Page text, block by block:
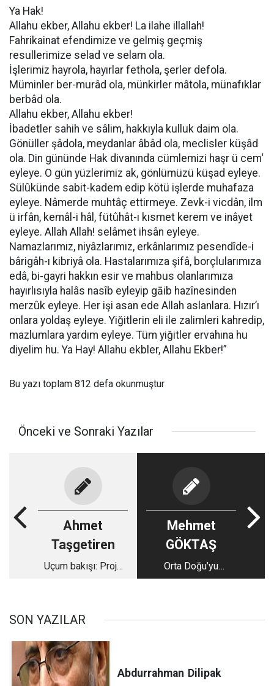
Ya Hak!
Allahu ekber, Allahu ekber! La ilahe illallah!
Fahrikainat efendimize ve gelmiş geçmiş
resullerimize selad ve selam ola.
İşlerimiz hayrola, hayırlar fethola, şerler defola.
Müminler ber-murâd ola, münkirler mâtola, münafıklar
berbâd ola.
Allahu ekber, Allahu ekber!
İbadetler sahih ve sâlim, hakkıyla kulluk daim ola.
Gönüller şâdola, meydanlar âbâd ola, meclisler küşâd
ola. Din gününde Hak divanında cümlemizi haşr ü cem‘
eyleye. O gün yüzlerimiz ak, gönlümüzü küşad eyleye.
Sülûkünde sabit-kadem edip kötü işlerde muhafaza
eyleye. Nâmerde muhtâç ettirmeye. Zevk-i vicdân, ilm
ü irfân, kemâl-i hâl, fütûhât-ı kısmet kerem ve inâyet
eyleye. Allah Allah! selâmet ihsân eyleye.
Namazlarımız, niyâzlarımız, erkânlarımız pesendîde-i
bârigâh-ı kibriyâ ola. Hastalarımıza şifâ, borçlularımıza
edâ, bi-gayri hakkın esir ve mahbus olanlarımıza
hayırlısıyla halâs nasîb eyleyip gāib hazînesinden
merzûk eyleye. Her işi asan ede Allah aslanlara. Hızır’ı
onlara yoldaş eyleye. Yiğitlerin eli ile zalimleri kahredip,
mazlumlara yardım eyleye. Tüm yiğitler ervahına hu
diyelim hu. Ya Hay! Allahu ekbler, Allahu Ekber!”
Bu yazı toplam 812 defa okunmuştur
Önceki ve Sonraki Yazılar
Ahmet
Taşgetiren
Uçum bakışı: Proje
Mehmet
GÖKTAŞ
Orta Doğu’yu
Cehenneme
SON YAZILAR
Abdurrahman Dilipak